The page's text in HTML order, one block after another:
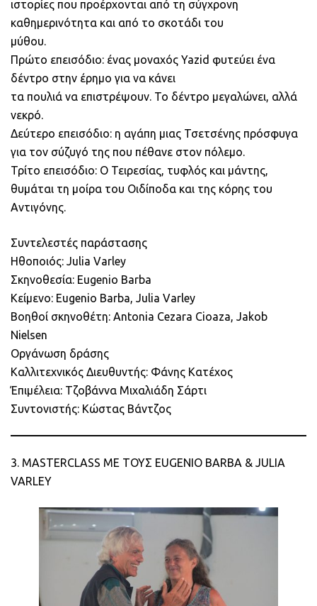
ιστορίες που προέρχονται από τη σύγχρονη
καθημερινότητα και από το σκοτάδι του
μύθου.
Πρώτο επεισόδιο: ένας μοναχός Yazid φυτεύει ένα
δέντρο στην έρημο για να κάνει
τα πουλιά να επιστρέψουν. Το δέντρο μεγαλώνει, αλλά
νεκρό.
Δεύτερο επεισόδιο: η αγάπη μιας Τσετσένης πρόσφυγα
για τον σύζυγό της που πέθανε στον πόλεμο.
Τρίτο επεισόδιο: Ο Τειρεσίας, τυφλός και μάντης,
θυμάται τη μοίρα του Οιδίποδα και της κόρης του
Αντιγόνης.
Συντελεστές παράστασης
Ηθοποιός: Julia Varley
Σκηνοθεσία: Eugenio Barba
Κείμενο: Eugenio Barba, Julia Varley
Βοηθοί σκηνοθέτη: Antonia Cezara Cioaza, Jakob
Nielsen
Οργάνωση δράσης
Καλλιτεχνικός Διευθυντής: Φάνης Κατέχος
Έπιμέλεια: Τζοβάννα Μιχαλιάδη Σάρτι
Συντονιστής: Κώστας Βάντζος
3. MASTERCLASS ΜΕ ΤΟΥΣ EUGENIO BARBA & JULIA
VARLEY